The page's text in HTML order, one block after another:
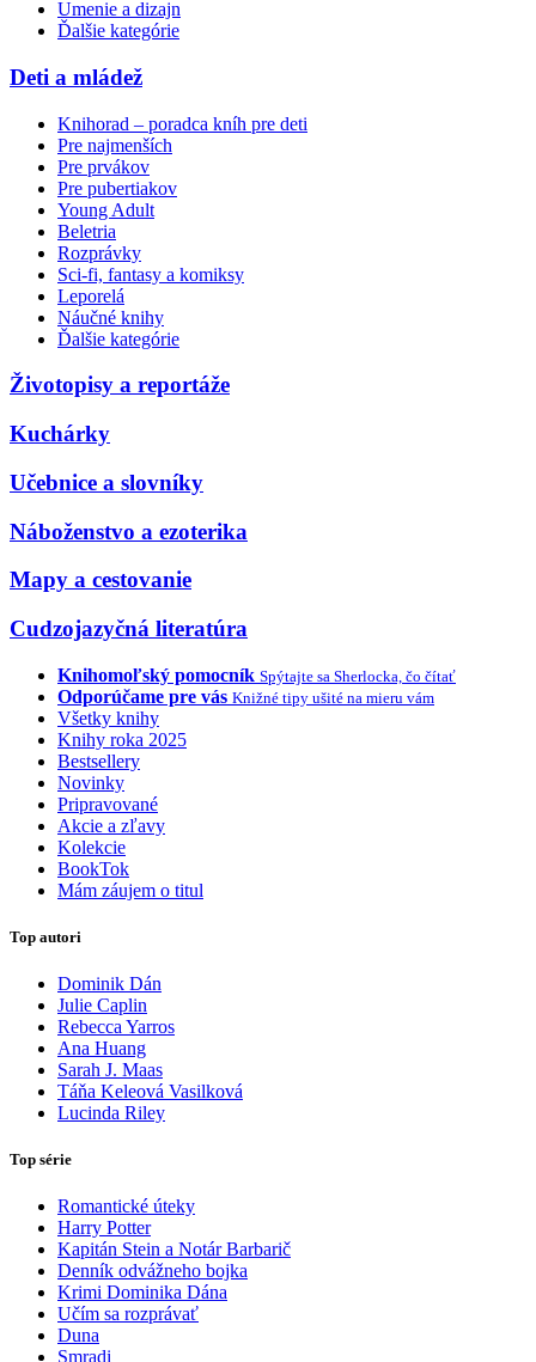
Umenie a dizajn
Ďalšie kategórie
Deti a mládež
Knihorad – poradca kníh pre deti
Pre najmenších
Pre prvákov
Pre pubertiakov
Young Adult
Beletria
Rozprávky
Sci-fi, fantasy a komiksy
Leporelá
Náučné knihy
Ďalšie kategórie
Životopisy a reportáže
Kuchárky
Učebnice a slovníky
Náboženstvo a ezoterika
Mapy a cestovanie
Cudzojazyčná literatúra
Knihomoľský pomocník Spýtajte sa Sherlocka, čo čítať
Odporúčame pre vás Knižné tipy ušité na mieru vám
Všetky knihy
Knihy roka 2025
Bestsellery
Novinky
Pripravované
Akcie a zľavy
Kolekcie
BookTok
Mám záujem o titul
Top autori
Dominik Dán
Julie Caplin
Rebecca Yarros
Ana Huang
Sarah J. Maas
Táňa Keleová Vasilková
Lucinda Riley
Top série
Romantické úteky
Harry Potter
Kapitán Stein a Notár Barbarič
Denník odvážneho bojka
Krimi Dominika Dána
Učím sa rozprávať
Duna
Smradi